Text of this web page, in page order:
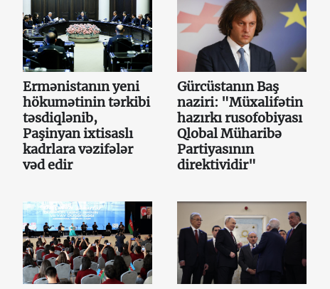
Ermənistanın yeni
hökumətinin tərkibi
təsdiqlənib,
Paşinyan ixtisaslı
kadrlara vəzifələr
vəd edir
Gürcüstanın Baş
naziri: "Müxalifətin
hazırkı rusofobiyası
Qlobal Müharibə
Partiyasının
direktividir"